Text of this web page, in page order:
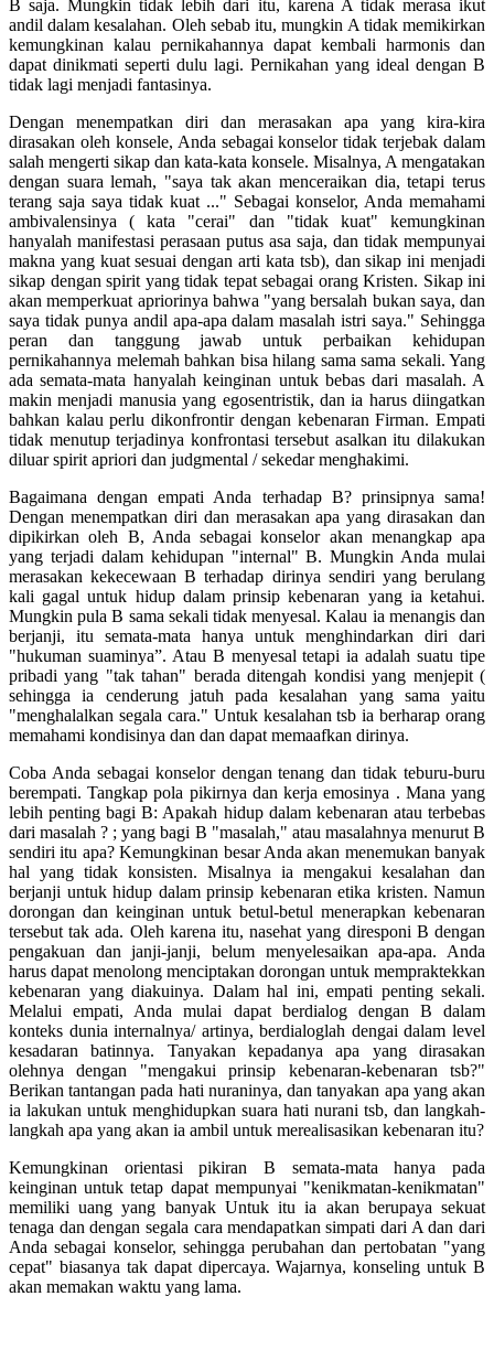
B saja. Mungkin tidak lebih dari itu, karena A tidak merasa ikut
andil dalam kesalahan. Oleh sebab itu, mungkin A tidak memikirkan
kemungkinan kalau pernikahannya dapat kembali harmonis dan
dapat dinikmati seperti dulu lagi. Pernikahan yang ideal dengan B
tidak lagi menjadi fantasinya.
Dengan menempatkan diri dan merasakan apa yang kira-kira
dirasakan oleh konsele, Anda sebagai konselor tidak terjebak dalam
salah mengerti sikap dan kata-kata konsele. Misalnya, A mengatakan
dengan suara lemah, "saya tak akan menceraikan dia, tetapi terus
terang saja saya tidak kuat ..." Sebagai konselor, Anda memahami
ambivalensinya ( kata "cerai" dan "tidak kuat" kemungkinan
hanyalah manifestasi perasaan putus asa saja, dan tidak mempunyai
makna yang kuat sesuai dengan arti kata tsb), dan sikap ini menjadi
sikap dengan spirit yang tidak tepat sebagai orang Kristen. Sikap ini
akan memperkuat apriorinya bahwa "yang bersalah bukan saya, dan
saya tidak punya andil apa-apa dalam masalah istri saya." Sehingga
peran dan tanggung jawab untuk perbaikan kehidupan
pernikahannya melemah bahkan bisa hilang sama sama sekali. Yang
ada semata-mata hanyalah keinginan untuk bebas dari masalah. A
makin menjadi manusia yang egosentristik, dan ia harus diingatkan
bahkan kalau perlu dikonfrontir dengan kebenaran Firman. Empati
tidak menutup terjadinya konfrontasi tersebut asalkan itu dilakukan
diluar spirit apriori dan judgmental / sekedar menghakimi.
Bagaimana dengan empati Anda terhadap B? prinsipnya sama!
Dengan menempatkan diri dan merasakan apa yang dirasakan dan
dipikirkan oleh B, Anda sebagai konselor akan menangkap apa
yang terjadi dalam kehidupan "internal" B. Mungkin Anda mulai
merasakan kekecewaan B terhadap dirinya sendiri yang berulang
kali gagal untuk hidup dalam prinsip kebenaran yang ia ketahui.
Mungkin pula B sama sekali tidak menyesal. Kalau ia menangis dan
berjanji, itu semata-mata hanya untuk menghindarkan diri dari
"hukuman suaminya”. Atau B menyesal tetapi ia adalah suatu tipe
pribadi yang "tak tahan" berada ditengah kondisi yang menjepit (
sehingga ia cenderung jatuh pada kesalahan yang sama yaitu
"menghalalkan segala cara." Untuk kesalahan tsb ia berharap orang
memahami kondisinya dan dan dapat memaafkan dirinya.
Coba Anda sebagai konselor dengan tenang dan tidak teburu-buru
berempati. Tangkap pola pikirnya dan kerja emosinya . Mana yang
lebih penting bagi B: Apakah hidup dalam kebenaran atau terbebas
dari masalah ? ; yang bagi B "masalah," atau masalahnya menurut B
sendiri itu apa? Kemungkinan besar Anda akan menemukan banyak
hal yang tidak konsisten. Misalnya ia mengakui kesalahan dan
berjanji untuk hidup dalam prinsip kebenaran etika kristen. Namun
dorongan dan keinginan untuk betul-betul menerapkan kebenaran
tersebut tak ada. Oleh karena itu, nasehat yang diresponi B dengan
pengakuan dan janji-janji, belum menyelesaikan apa-apa. Anda
harus dapat menolong menciptakan dorongan untuk mempraktekkan
kebenaran yang diakuinya. Dalam hal ini, empati penting sekali.
Melalui empati, Anda mulai dapat berdialog dengan B dalam
konteks dunia internalnya/ artinya, berdialoglah dengai dalam level
kesadaran batinnya. Tanyakan kepadanya apa yang dirasakan
olehnya dengan "mengakui prinsip kebenaran-kebenaran tsb?"
Berikan tantangan pada hati nuraninya, dan tanyakan apa yang akan
ia lakukan untuk menghidupkan suara hati nurani tsb, dan langkah-
langkah apa yang akan ia ambil untuk merealisasikan kebenaran itu?
Kemungkinan orientasi pikiran B semata-mata hanya pada
keinginan untuk tetap dapat mempunyai "kenikmatan-kenikmatan"
memiliki uang yang banyak Untuk itu ia akan berupaya sekuat
tenaga dan dengan segala cara mendapatkan simpati dari A dan dari
Anda sebagai konselor, sehingga perubahan dan pertobatan "yang
cepat" biasanya tak dapat dipercaya. Wajarnya, konseling untuk B
akan memakan waktu yang lama.